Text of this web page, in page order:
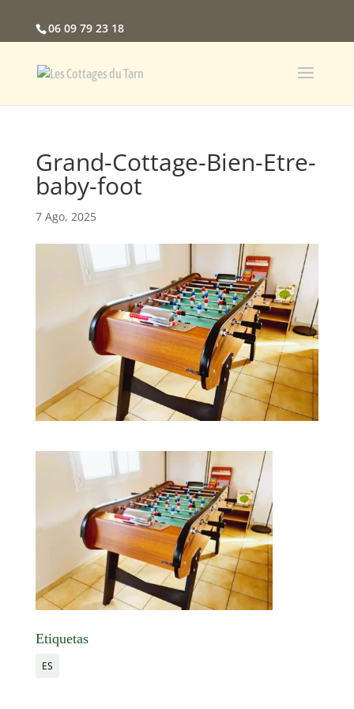
06 09 79 23 18
Grand-Cottage-Bien-Etre-
baby-foot
7 Ago, 2025
Etiquetas
ES